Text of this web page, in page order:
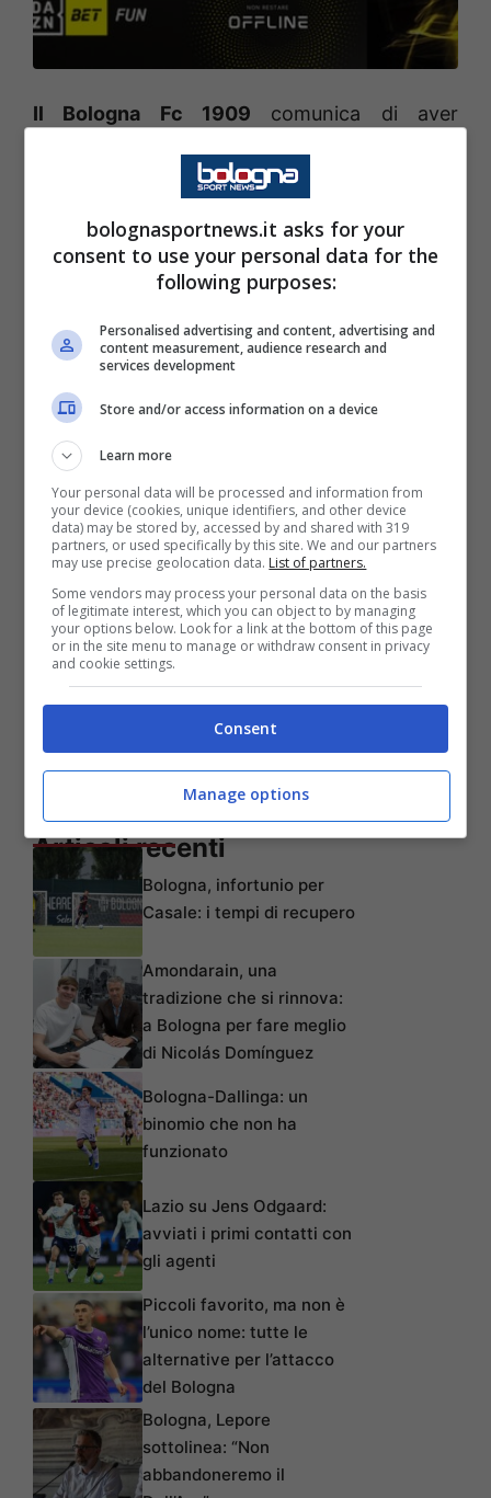
Il Bologna Fc 1909 comunica di aver
difensore LorenzoDe Silvestri
prolungamento del contratto fino al 30
giugno 2023.
ANNI PIÙ BELLI. L’ADDIO? FORSE NON ERO
PRONTO PER ANDARE IN CINA”
Articoli recenti
Bologna, infortunio per
Casale: i tempi di recupero
Amondarain, una
tradizione che si rinnova:
a Bologna per fare meglio
di Nicolás Domínguez
Bologna-Dallinga: un
binomio che non ha
funzionato
Lazio su Jens Odgaard:
avviati i primi contatti con
gli agenti
Piccoli favorito, ma non è
l’unico nome: tutte le
alternative per l’attacco
del Bologna
Bologna, Lepore
sottolinea: “Non
abbandoneremo il
bolognasportnews.it asks for your
consent to use your personal data for the
following purposes:
Personalised advertising and content, advertising and
content measurement, audience research and
services development
Store and/or access information on a device
Learn more
Your personal data will be processed and information from
your device (cookies, unique identifiers, and other device
data) may be stored by, accessed by and shared with 319
partners, or used specifically by this site. We and our partners
may use precise geolocation data. List of partners.
Some vendors may process your personal data on the basis
of legitimate interest, which you can object to by managing
your options below. Look for a link at the bottom of this page
or in the site menu to manage or withdraw consent in privacy
and cookie settings.
Consent
Manage options